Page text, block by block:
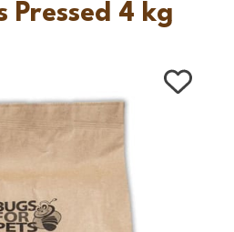
Pressed 4 kg